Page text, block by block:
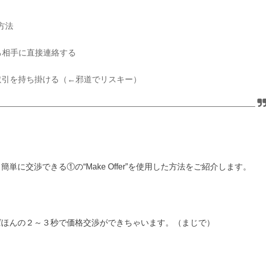
法
手に直接連絡する
を持ち掛ける（ ← 邪道でリスキー）
単に交渉できる①の“Make Offer”を使用した方法をご紹介します。
んの２～３秒で価格交渉ができちゃいます。（まじで）